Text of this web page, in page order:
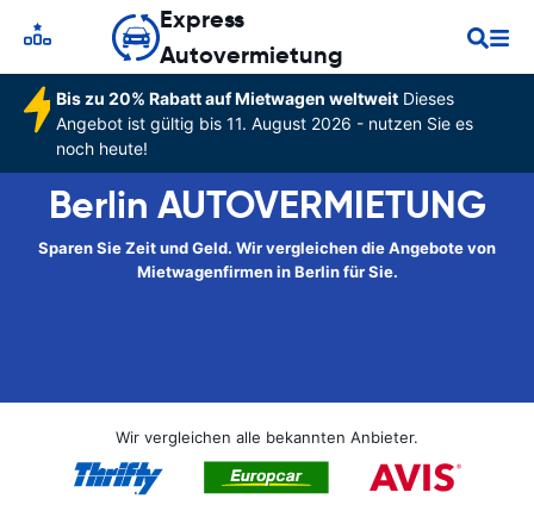
Express
Autovermietung
Bis zu 20% Rabatt auf Mietwagen weltweitDieses
Angebot ist gültig bis 11. August 2026 - nutzen Sie es
noch heute!
Berlin AUTOVERMIETUNG
Sparen Sie Zeit und Geld. Wir vergleichen die Angebote von
Mietwagenfirmen in Berlin für Sie.
Wir vergleichen alle bekannten Anbieter.